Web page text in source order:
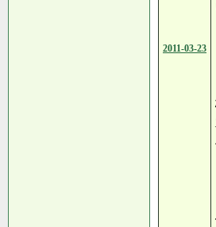
2011-03-23